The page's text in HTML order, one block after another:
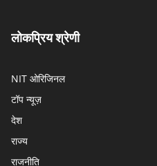
लोकप्रिय श्रेणी
NIT ओरिजिनल
टॉप न्यूज़
देश
राज्य
राजनीति